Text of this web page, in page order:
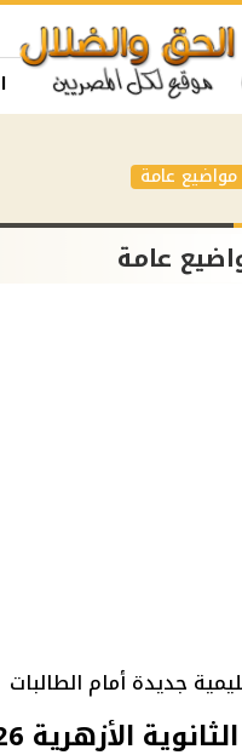
مواضيع عامة
عامة
جديدة أمام الطالبات